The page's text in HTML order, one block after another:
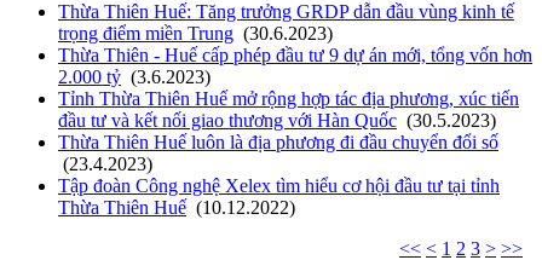
Thừa Thiên Huế: Tăng trưởng GRDP dẫn đầu vùng kinh tế
trọng điểm miền Trung (30.6.2023)
Thừa Thiên - Huế cấp phép đầu tư 9 dự án mới, tổng vốn hơn
2.000 tỷ (3.6.2023)
Tỉnh Thừa Thiên Huế mở rộng hợp tác địa phương, xúc tiến
đầu tư và kết nối giao thương với Hàn Quốc (30.5.2023)
Thừa Thiên Huế luôn là địa phương đi đầu chuyển đổi số
(23.4.2023)
Tập đoàn Công nghệ Xelex tìm hiểu cơ hội đầu tư tại tỉnh
Thừa Thiên Huế (10.12.2022)
<< < 1 2 3 > >>